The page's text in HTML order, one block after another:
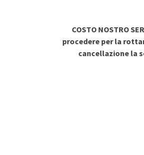
COSTO NOSTRO
procedere per la
cancellazione la